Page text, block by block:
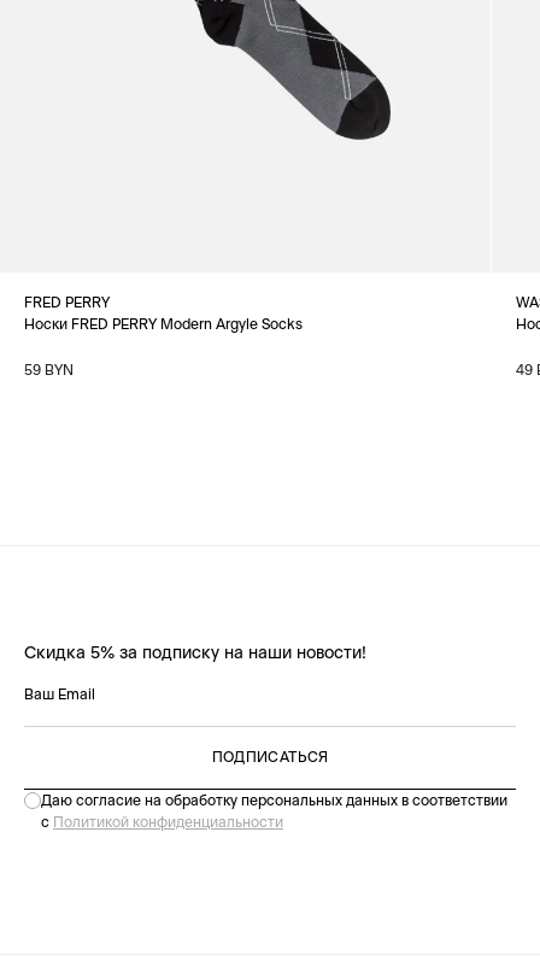
FRED PERRY
Носки FRED PERRY Modern Argyle Socks
59 BYN 49
Скидка 5% за подписку на наши новости!
ПОДПИСАТЬСЯ
Даю согласие на обработку персональных данных в соответствии
с Политикой конфиденциальности